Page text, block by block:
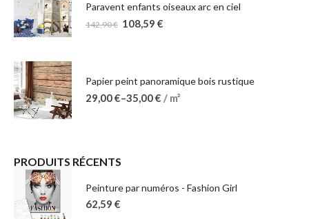
Paravent enfants oiseaux arc en ciel
142,90€ 108,59 €
Papier peint panoramique bois rustique
29,00€–35,00€ / m²
PRODUITS RÉCENTS
Peinture par numéros - Fashion Girl
62,59 €